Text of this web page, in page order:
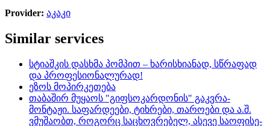
Provider: აკაკი
Similar services
სტიაშკის დასხმა პომპით – ხარისხიანად, სწრაფად
და პროფესიონალურად!
ეზოს მოპირკეთება
თაბაშირ მუყაოს "გიფსოკარდონის" გაკვრა-
მონტაჟი. საფარდეები, ტიხრები, თაროები და ა.შ.
ვმუშაობთ, როგორც საცხოვრებელ, ასევე საოფისე-